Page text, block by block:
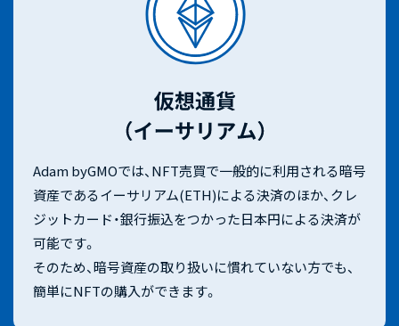
Adam byGMOでは、NFT売買で一般的に利用される暗号
資産であるイーサリアム(ETH)による決済のほか、クレ
ジットカード・銀行振込をつかった日本円による決済が
可能です。
そのため、暗号資産の取り扱いに慣れていない方でも、
簡単にNFTの購入ができます。